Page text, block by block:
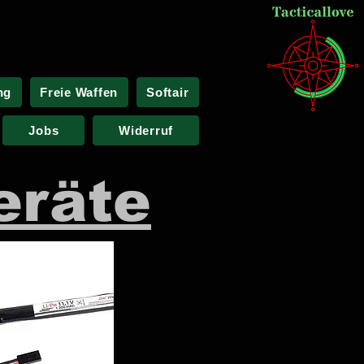
Freie Waffen Softair
Jobs Widerruf